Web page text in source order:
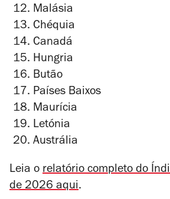
Malásia
Chéquia
Canadá
Hungria
Butão
Países Baixos
Maurícia
Letónia
Austrália
Leia o relatório completo do
de 2026 aqui.